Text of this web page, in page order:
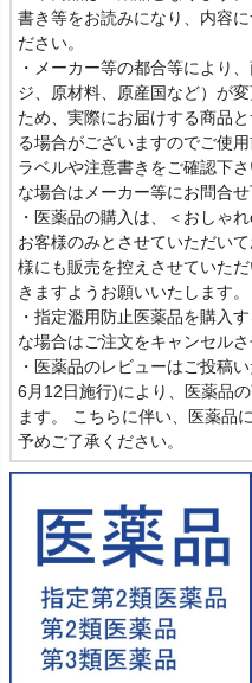
書き等をお読みになり、内容
ださい。
・メーカー等の都合等により
ジ、原材料、原産国など）が
ため、実際にお届けする商品
る場合がございますのでご使
ラベルや注意書きをご確認下
な場合はメーカー等にお問合せ
・医薬品の購入は、＜おしゃ
お客様のみとさせていただい
様にも販売を控えさせていた
きますようお願いいたします。
・指定濫用防止医薬品を購入
な場合はご注文をキャンセルさ
・医薬品のレビューはご投稿
6月12日施行)により、医薬品
ます。 こちらに伴い、医薬品
予めご了承ください。